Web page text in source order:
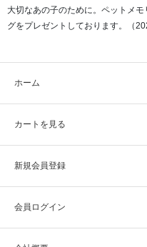
大切なあの子のために。ペットメ
グをプレゼントしております。（
ホーム
カートを見る
新規会員登録
会員ログイン